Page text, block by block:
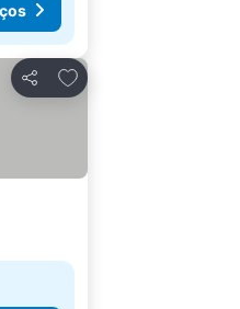
Partilhar
Adicionar aos favoritos